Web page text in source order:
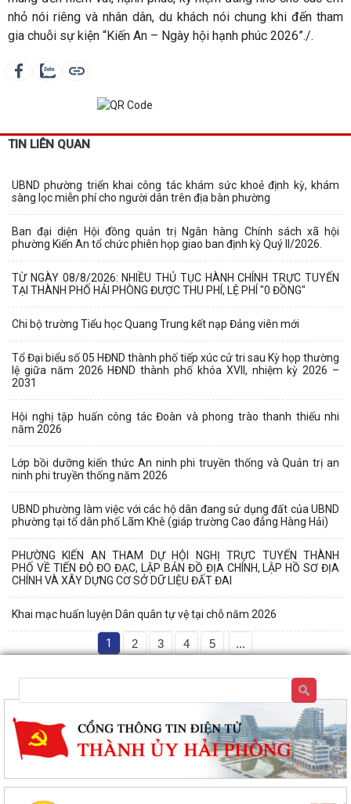
nhỏ nói riêng và nhân dân, du khách nói chung khi đến tham
gia chuỗi sự kiện “Kiến An – Ngày hội hạnh phúc 2026”./.
TIN LIÊN QUAN
UBND phường triển khai công tác khám sức khoẻ định kỳ, khám
sàng lọc miễn phí cho người dân trên địa bàn phường
Ban đại diện Hội đồng quản trị Ngân hàng Chính sách xã hội
phường Kiến An tổ chức phiên họp giao ban định kỳ Quý II/2026.
TỪ NGÀY 08/8/2026: NHIỀU THỦ TỤC HÀNH CHÍNH TRỰC TUYẾN
TẠI THÀNH PHỐ HẢI PHÒNG ĐƯỢC THU PHÍ, LỆ PHÍ "0 ĐỒNG"
Chi bộ trường Tiểu học Quang Trung kết nạp Đảng viên mới
Tổ Đại biểu số 05 HĐND thành phố tiếp xúc cử tri sau Kỳ họp thường
lệ giữa năm 2026 HĐND thành phố khóa XVII, nhiệm kỳ 2026 –
2031
Hội nghị tập huấn công tác Đoàn và phong trào thanh thiếu nhi
năm 2026
Lớp bồi dưỡng kiến thức An ninh phi truyền thống và Quản trị an
ninh phi truyền thống năm 2026
UBND phường làm việc với các hộ dân đang sử dụng đất của UBND
phường tại tổ dân phố Lãm Khê (giáp trường Cao đẳng Hàng Hải)
PHƯỜNG KIẾN AN THAM DỰ HỘI NGHỊ TRỰC TUYẾN THÀNH
PHỐ VỀ TIẾN ĐỘ ĐO ĐẠC, LẬP BẢN ĐỒ ĐỊA CHÍNH, LẬP HỒ SƠ ĐỊA
CHÍNH VÀ XÂY DỰNG CƠ SỞ DỮ LIỆU ĐẤT ĐAI
Khai mạc huấn luyện Dân quân tự vệ tại chỗ năm 2026
1 2 3 4 5 ...